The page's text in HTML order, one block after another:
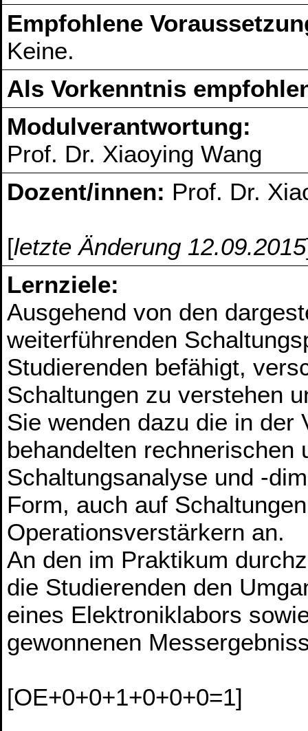
Empfohlene
Keine.
Als Vorkenntnis
Modulverantwortung:
Prof. Dr. Xiaoying Wang
Dozent/innen: Prof. Dr.
[letzte Änderung 12.09.2015
Lernziele:
Ausgehend von den
weiterführenden
Studierenden befähigt,
Schaltungen zu verstehen
Sie wenden dazu die in der
behandelten rechnerischen
Schaltungsanalyse und -
Form, auch auf
Operationsverstärkern an.
An den im Praktikum
die Studierenden den
eines Elektroniklabors
gewonnenen
[OE+0+0+1+0+0+0=1]